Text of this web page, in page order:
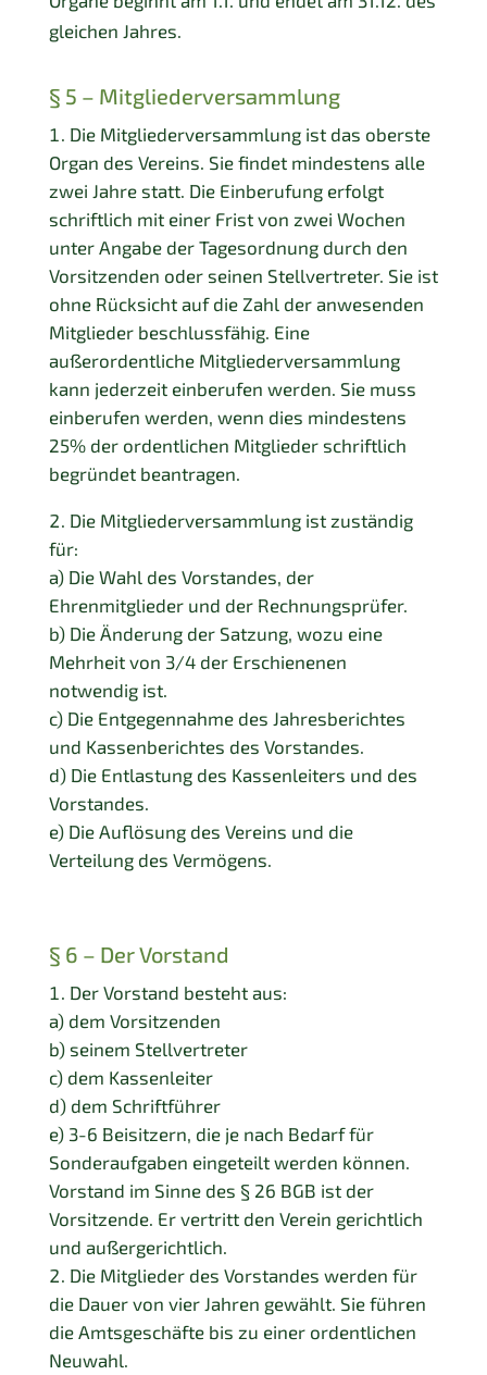
gleichen Jahres.
§ 5 – Mitgliederversammlung
Die Mitgliederversammlung ist das oberste
Organ des Vereins. Sie findet mindestens alle
zwei Jahre statt. Die Einberufung erfolgt
schriftlich mit einer Frist von zwei Wochen
unter Angabe der Tagesordnung durch den
Vorsitzenden oder seinen Stellvertreter. Sie ist
ohne Rücksicht auf die Zahl der anwesenden
Mitglieder beschlussfähig. Eine
außerordentliche Mitgliederversammlung
kann jederzeit einberufen werden. Sie muss
einberufen werden, wenn dies mindestens
25% der ordentlichen Mitglieder schriftlich
begründet beantragen.
Die Mitgliederversammlung ist zuständig
für:
a) Die Wahl des Vorstandes, der
Ehrenmitglieder und der Rechnungsprüfer.
b) Die Änderung der Satzung, wozu eine
Mehrheit von 3/4 der Erschienenen
notwendig ist.
c) Die Entgegennahme des Jahresberichtes
und Kassenberichtes des Vorstandes.
d) Die Entlastung des Kassenleiters und des
Vorstandes.
e) Die Auflösung des Vereins und die
Verteilung des Vermögens.
§ 6 – Der Vorstand
Der Vorstand besteht aus:
a) dem Vorsitzenden
b) seinem Stellvertreter
c) dem Kassenleiter
d) dem Schriftführer
e) 3-6 Beisitzern, die je nach Bedarf für
Sonderaufgaben eingeteilt werden können.
Vorstand im Sinne des § 26 BGB ist der
Vorsitzende. Er vertritt den Verein gerichtlich
und außergerichtlich.
Die Mitglieder des Vorstandes werden für
die Dauer von vier Jahren gewählt. Sie führen
die Amtsgeschäfte bis zu einer ordentlichen
Neuwahl.